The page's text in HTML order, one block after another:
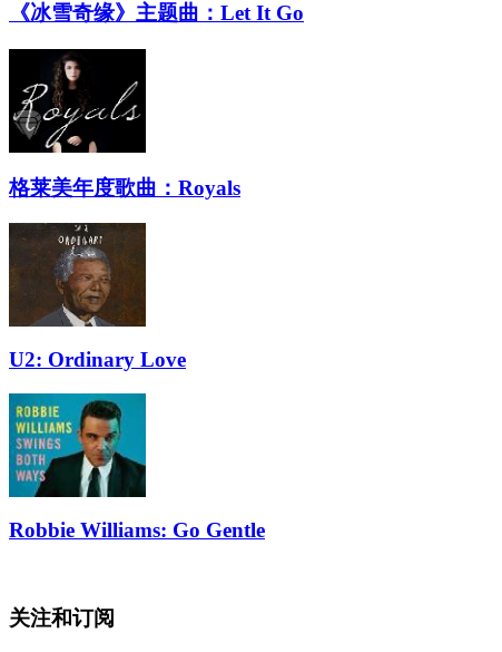
《冰雪奇缘》主题曲：Let It Go
格莱美年度歌曲：Royals
U2: Ordinary Love
Robbie Williams: Go Gentle
关注和订阅